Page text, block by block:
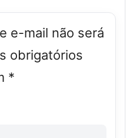
e-mail não será
obrigatórios
*